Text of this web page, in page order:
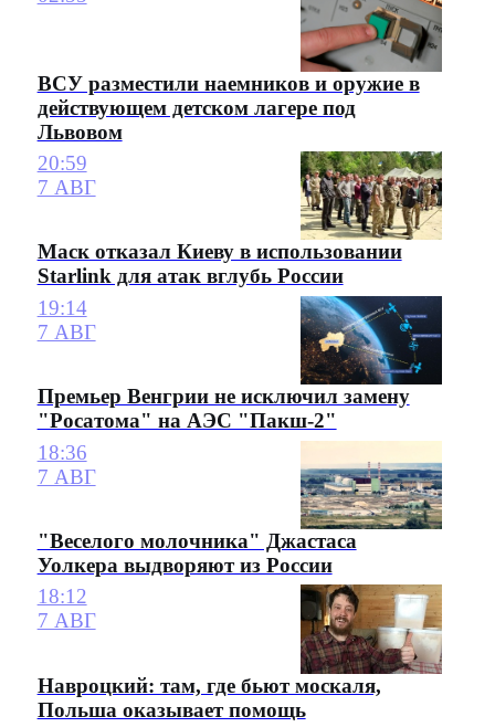
ВСУ разместили наемников и оружие в
действующем детском лагере под
Львовом
20:59
7 АВГ
Маск отказал Киеву в использовании
Starlink для атак вглубь России
19:14
7 АВГ
Премьер Венгрии не исключил замену
"Росатома" на АЭС "Пакш-2"
18:36
7 АВГ
"Веселого молочника" Джастаса
Уолкера выдворяют из России
18:12
7 АВГ
Навроцкий: там, где бьют москаля,
Польша оказывает помощь